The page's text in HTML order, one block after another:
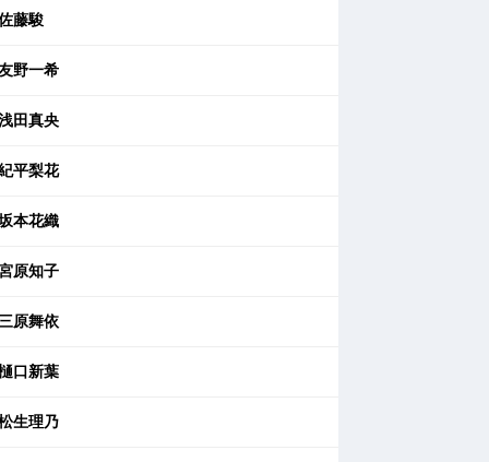
藤駿
野一希
田真央
平梨花
本花織
原知子
原舞依
口新葉
生理乃